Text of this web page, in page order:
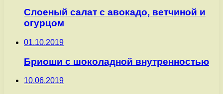
Слоеный салат с авокадо, ветчиной и
огурцом
01.10.2019
Бриоши с шоколадной внутренностью
10.06.2019